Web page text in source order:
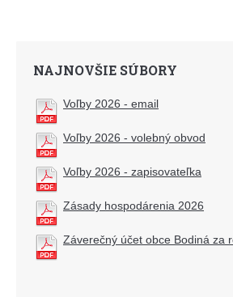
NAJNOVŠIE SÚBORY
Voľby 2026 - email
Voľby 2026 - volebný obvod
Voľby 2026 - zapisovateľka
Zásady hospodárenia 2026
Záverečný účet obce Bodiná za